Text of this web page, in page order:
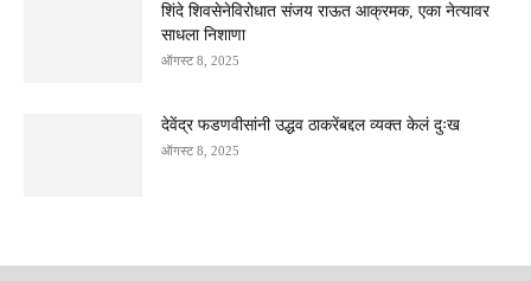
शिंदे शिवसेनेविरोधात संजय राऊत आक्रमक, एका नेत्यावर
साधला निशाणा
ऑगस्ट 8, 2025
देवेंद्र फडणवीसांनी उद्धव ठाकरेंबद्दल व्यक्त केलं दुःख
ऑगस्ट 8, 2025